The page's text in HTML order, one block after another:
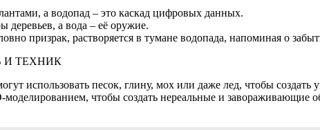
а водопад – это каскад цифровых данных.
деревьев, а вода – её оружие.
призрак, растворяется в тумане водопада, напоминая о
И ТЕХНИК
использовать песок, глину, мох или даже лед, чтобы
чтобы создать нереальные и завораживающие